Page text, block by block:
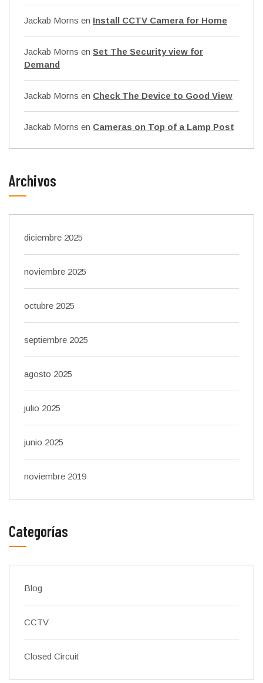
Jackab Morns en Install CCTV Camera for Home
Jackab Morns en Set The Security view for
Demand
Jackab Morns en Check The Device to Good View
Jackab Morns en Cameras on Top of a Lamp Post
Archivos
diciembre 2025
noviembre 2025
octubre 2025
septiembre 2025
agosto 2025
julio 2025
junio 2025
noviembre 2019
Categorías
Blog
CCTV
Closed Circuit